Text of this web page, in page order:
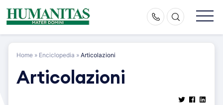
Skip
to
Home » Enciclopedia » Articolazioni
Articolazioni